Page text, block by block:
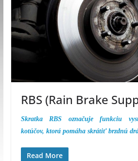
RBS (Rain Brake
Skratka RBS označuje funkciu
kotúčov, ktorá pomáha skrátiť brzdnú
Read More